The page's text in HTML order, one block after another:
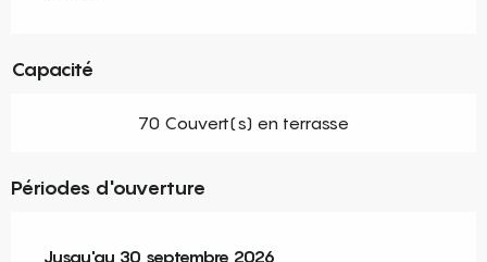
Capacité
70 Couvert(s) en terrasse
Périodes d'ouverture
Du1 juillet 2026au30 septembre 2026
Jusqu'au 30 septembre 2026